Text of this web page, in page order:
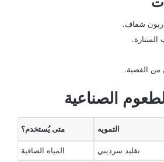
شفاف.
السنارة.
من الفضية.
الصناعية
التمويه متى يُستخدم؟
تقليد سرديني المياه الصافية